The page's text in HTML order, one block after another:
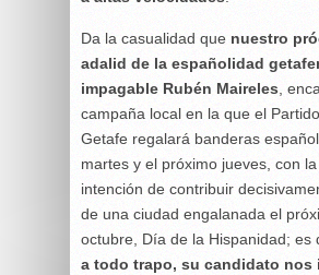
Da la casualidad que nuestro
adalid de la españolidad
impagable Rubén Maireles ,
campaña local en la que el
Getafe regalará banderas
martes y el próximo jueves, con
intención de contribuir
de una ciudad engalanada el
octubre, Día de la Hispanidad; es
a todo trapo, su candidato nos